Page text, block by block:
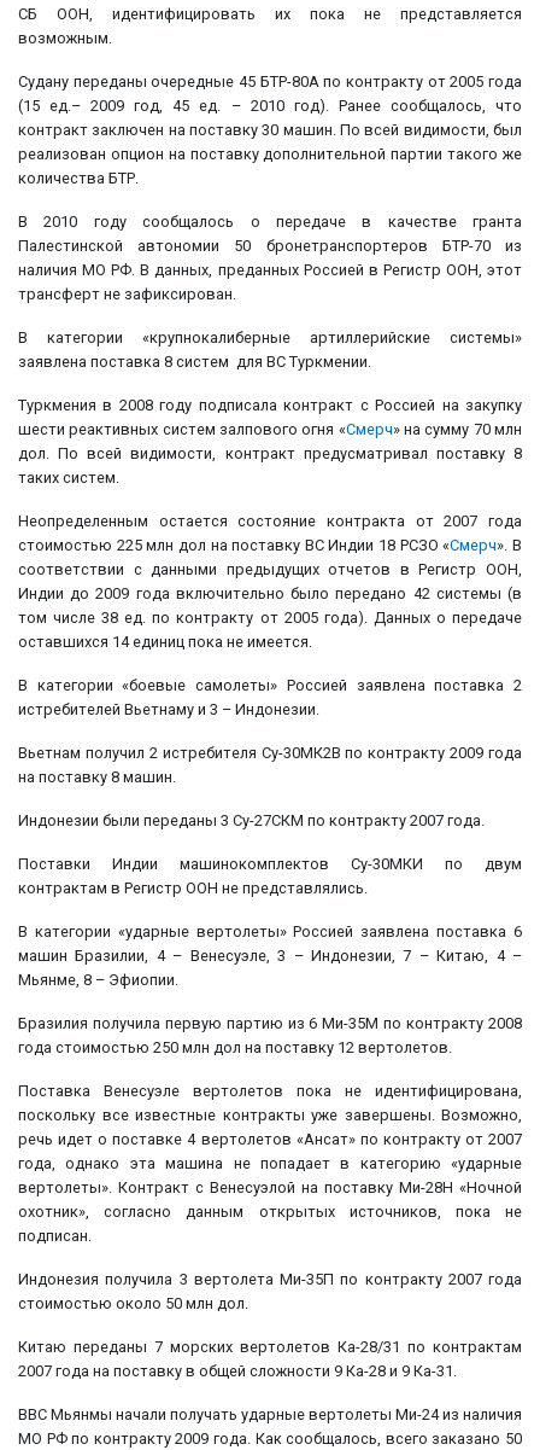
СБ ООН, идентифицировать их пока не представляется
возможным.
Судану переданы очередные 45 БТР-80А по контракту от 2005 года
(15 ед.– 2009 год, 45 ед. – 2010 год). Ранее сообщалось, что
контракт заключен на поставку 30 машин. По всей видимости, был
реализован опцион на поставку дополнительной партии такого же
количества БТР.
В 2010 году сообщалось о передаче в качестве гранта
Палестинской автономии 50 бронетранспортеров БТР-70 из
наличия МО РФ. В данных, преданных Россией в Регистр ООН, этот
трансферт не зафиксирован.
В категории «крупнокалиберные артиллерийские системы»
заявлена поставка 8 систем для ВС Туркмении.
Туркмения в 2008 году подписала контракт с Россией на закупку
шести реактивных систем залпового огня «Смерч» на сумму 70 млн
дол. По всей видимости, контракт предусматривал поставку 8
таких систем.
Неопределенным остается состояние контракта от 2007 года
стоимостью 225 млн дол на поставку ВС Индии 18 РСЗО «Смерч». В
соответствии с данными предыдущих отчетов в Регистр ООН,
Индии до 2009 года включительно было передано 42 системы (в
том числе 38 ед. по контракту от 2005 года). Данных о передаче
оставшихся 14 единиц пока не имеется.
В категории «боевые самолеты» Россией заявлена поставка 2
истребителей Вьетнаму и 3 – Индонезии.
Вьетнам получил 2 истребителя Су-30МК2В по контракту 2009 года
на поставку 8 машин.
Индонезии были переданы 3 Су-27СКМ по контракту 2007 года.
Поставки Индии машинокомплектов Су-30МКИ по двум
контрактам в Регистр ООН не представлялись.
В категории «ударные вертолеты» Россией заявлена поставка 6
машин Бразилии, 4 – Венесуэле, 3 – Индонезии, 7 – Китаю, 4 –
Мьянме, 8 – Эфиопии.
Бразилия получила первую партию из 6 Ми-35М по контракту 2008
года стоимостью 250 млн дол на поставку 12 вертолетов.
Поставка Венесуэле вертолетов пока не идентифицирована,
поскольку все известные контракты уже завершены. Возможно,
речь идет о поставке 4 вертолетов «Ансат» по контракту от 2007
года, однако эта машина не попадает в категорию «ударные
вертолеты». Контракт с Венесуэлой на поставку Ми-28Н «Ночной
охотник», согласно данным открытых источников, пока не
подписан.
Индонезия получила 3 вертолета Ми-35П по контракту 2007 года
стоимостью около 50 млн дол.
Китаю переданы 7 морских вертолетов Ка-28/31 по контрактам
2007 года на поставку в общей сложности 9 Ка-28 и 9 Ка-31.
ВВС Мьянмы начали получать ударные вертолеты Ми-24 из наличия
МО РФ по контракту 2009 года. Как сообщалось, всего заказано 50